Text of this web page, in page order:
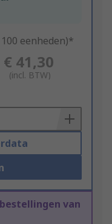
eenheden)*
€ 41,30
(incl. BTW)
van